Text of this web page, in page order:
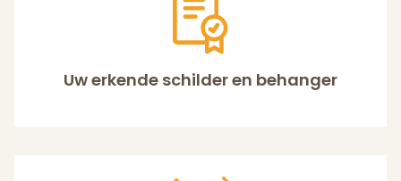
Uw erkende schilder en behanger